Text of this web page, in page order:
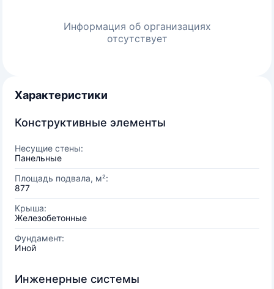
Информация об организациях
отсутствует
Характеристики
Конструктивные элементы
Несущие стены:
Панельные
Площадь подвала, м²:
877
Крыша:
Железобетонные
Фундамент:
Иной
Инженерные системы